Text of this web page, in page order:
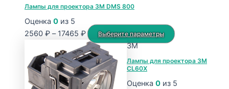
Лампы для проектора 3M DMS 800
Оценка 0 из 5
2560 ₽ – 17465 ₽Диапазон
цен:
2560 ₽
–
17465 ₽
Выберите параметры
Этот
имеет
вариаций.
3M
Лампы для проектора 3M
CL60X
Оценка 0 из 5